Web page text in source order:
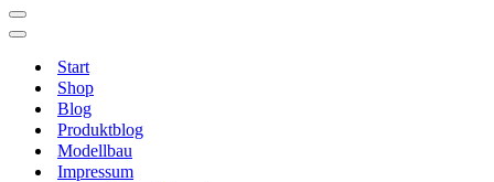
Navigationsmenü
Navigationsmenü
Start
Shop
Blog
Produktblog
Modellbau
Impressum